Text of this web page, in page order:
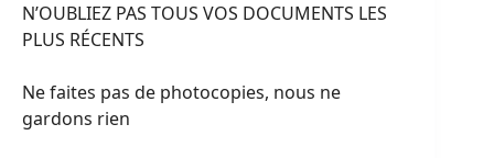
N’OUBLIEZ PAS TOUS VOS DOCUMENTS LES
PLUS RÉCENTS
Ne faites pas de photocopies, nous ne
gardons rien